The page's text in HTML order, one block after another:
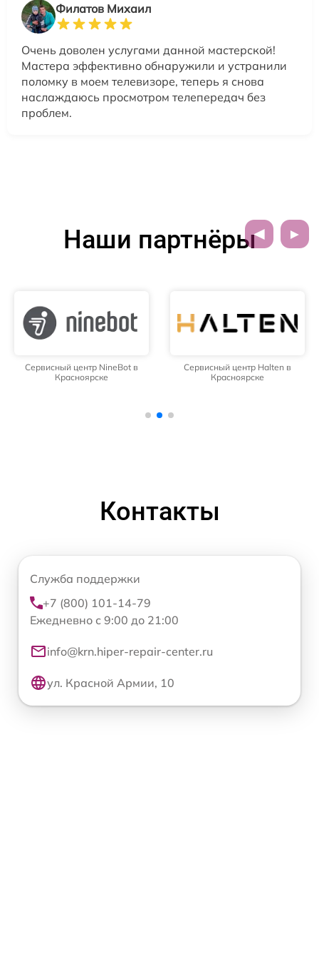
Филатов Михаил
Очень доволен услугами данной мастерской!
Мастера эффективно обнаружили и устранили
поломку в моем телевизоре, теперь я снова
наслаждаюсь просмотром телепередач без
проблем.
Наши партнёры
Сервисный центр NineBot в
Красноярске
Сервисный центр Halten в
Красноярске
Контакты
Служба поддержки
+7 (800) 101-14-79
Ежедневно с 9:00 до 21:00
info@krn.hiper-repair-center.ru
ул. Красной Армии, 10